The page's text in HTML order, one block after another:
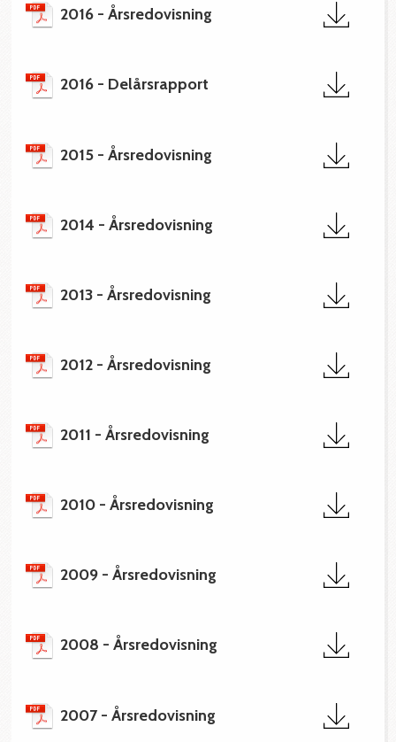
2016 - Årsredovisning
2016 - Delårsrapport
2015 - Årsredovisning
2014 - Årsredovisning
2013 - Årsredovisning
2012 - Årsredovisning
2011 - Årsredovisning
2010 - Årsredovisning
2009 - Årsredovisning
2008 - Årsredovisning
2007 - Årsredovisning